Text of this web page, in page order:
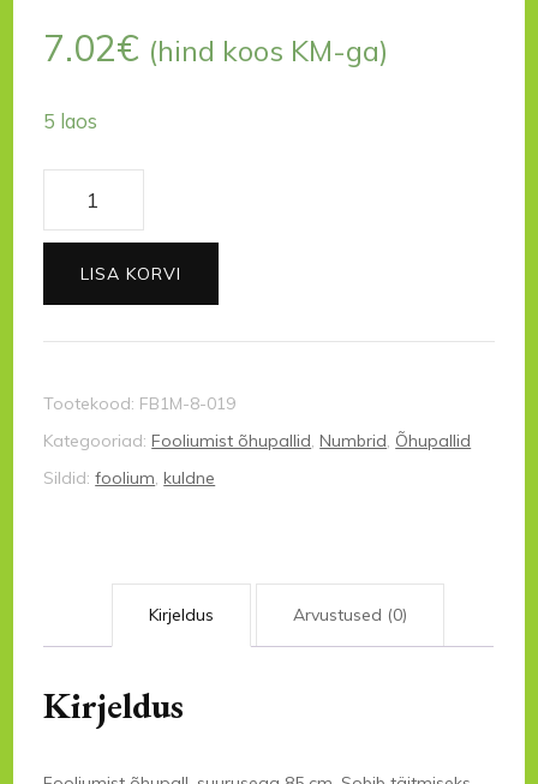
7.02€ (hind koos KM-ga)
5 laos
8
LISA KORVI
Tootekood: FB1M-8-019
Kategooriad:Fooliumist õhupallid ,Numbrid Õhupallid
Sildid:foolium ,kuldne
Kirjeldus Arvustused (0)
Kirjeldus